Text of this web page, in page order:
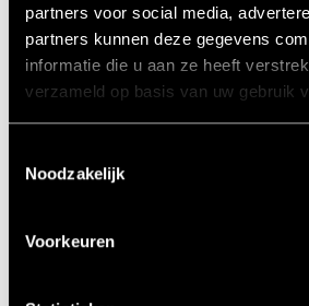
partners voor social media,
partners kunnen deze gegevens
informatie die u aan ze heeft
verzameld op basis van uw gebruik
Noodzakelijk
Voorkeuren
Voorlopige bijdrage SDE+ in
2018
bij aanvraag vanaf fase 1 voor
6,0 €ct/kWh